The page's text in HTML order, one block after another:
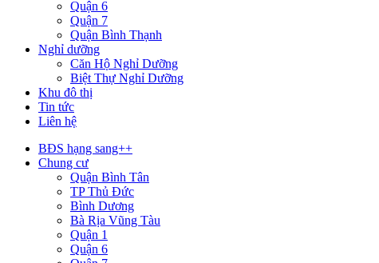
Quận 6
Quận 7
Quận Bình Thạnh
Nghỉ dưỡng
Căn Hộ Nghỉ Dưỡng
Biệt Thự Nghỉ Dưỡng
Khu đô thị
Tin tức
Liên hệ
BĐS hạng sang++
Chung cư
Quận Bình Tân
TP Thủ Đức
Bình Dương
Bà Rịa Vũng Tàu
Quận 1
Quận 6